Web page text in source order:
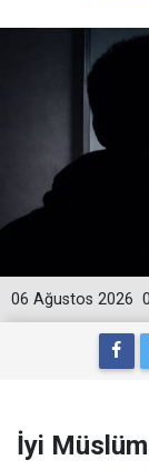
06 Ağustos 2026
İyi